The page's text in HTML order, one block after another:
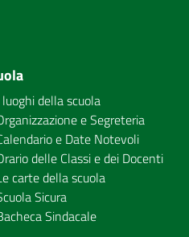
luoghi della scuola
e Segreteria
e Date Notevoli
delle Classi e dei Docenti
carte della scuola
Sicura
Sindacale